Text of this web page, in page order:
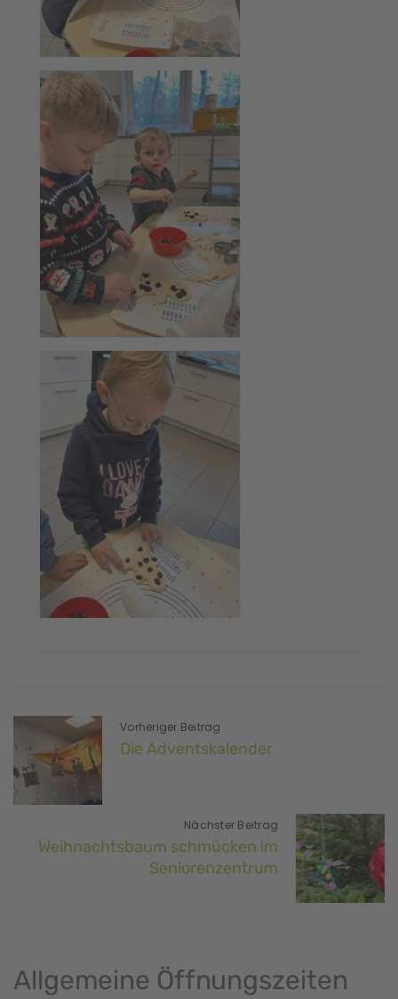
Vorheriger Beitrag
Die Adventskalender
Nächster Beitrag
Weihnachtsbaum schmücken im
Seniorenzentrum
Allgemeine Öffnungszeiten